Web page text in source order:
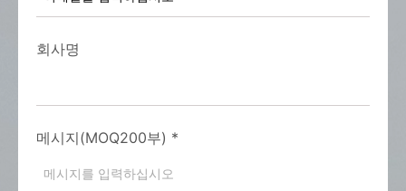
회사명
메시지(MOQ200부) *